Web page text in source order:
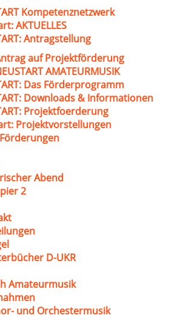
Kompetenznetzwerk
AKTUELLES
Antragstellung
auf Projektförderung
AMATEURMUSIK
Das Förderprogramm
Downloads & Informationen
Projektfoerderung
Projektvorstellungen
Förderungen
Abend
2
D-UKR
Amateurmusik
und Orchestermusik